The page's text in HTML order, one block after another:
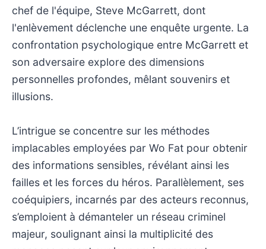
chef de l'équipe, Steve McGarrett, dont
l'enlèvement déclenche une enquête urgente. La
confrontation psychologique entre McGarrett et
son adversaire explore des dimensions
personnelles profondes, mêlant souvenirs et
illusions.
L’intrigue se concentre sur les méthodes
implacables employées par Wo Fat pour obtenir
des informations sensibles, révélant ainsi les
failles et les forces du héros. Parallèlement, ses
coéquipiers, incarnés par des acteurs reconnus,
s’emploient à démanteler un réseau criminel
majeur, soulignant ainsi la multiplicité des